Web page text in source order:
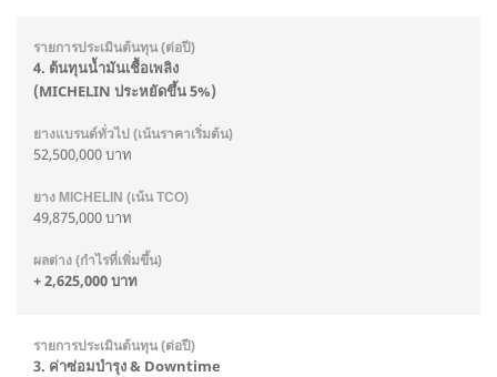
4. ต้นทุนน้ำมันเชื้อเพลิง
(MICHELIN ประหยัดขึ้น 5%)
52,500,000 บาท
49,875,000 บาท
+ 2,625,000 บาท
3. ค่าซ่อมบำรุง & Downtime